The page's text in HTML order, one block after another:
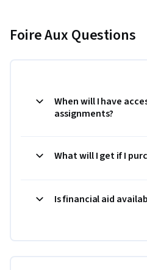
Foire Aux Questions
When will I have
assignments?
What will I get if I
Is financial aid